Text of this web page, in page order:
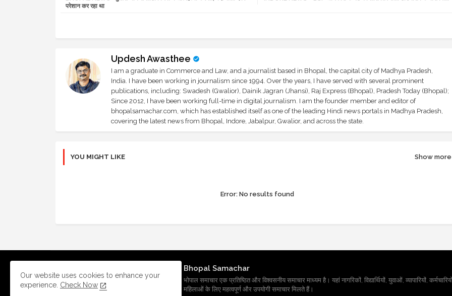
परेशान कर रहा था
Updesh Awasthee
I am a graduate in Commerce and Law, and a journalist based in Bhopal, the capital city of Madhya Pradesh,
India. I have been working in journalism since 1994. Over the years, I have served with several prominent
publications, including: Swadesh (Gwalior), Dainik Jagran (Jhansi), Raj Express (Bhopal), Pradesh Today (Bhopal);
Since 2012, I have been working full-time in digital journalism. I am the founder member and editor of
bhopalsamachar.com, which has established itself as one of the leading Hindi news portals in Madhya Pradesh,
covering the latest news from Bhopal, Indore, Jabalpur, Gwalior, and across the state.
YOU MIGHT LIKE Show more
Error:No results found
Bhopal Samachar
भोपाल समाचार एक प्रतिष्ठित और विश्वसनीय समाचार माध्यम है। यहां नागरिकों, विद्यार्थियों, युवाओं, व्यापारियों,
महिलाओं के लिए महत्वपूर्ण और उपयोगी समाचार मिलते हैं।
Our website uses cookies to enhance your
experience. Check Now